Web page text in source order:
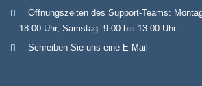
Öffnungszeiten des Support-Teams:
18:00 Uhr, Samstag: 9:00 bis 13:00 Uhr
Schreiben Sie uns eine E-Mail